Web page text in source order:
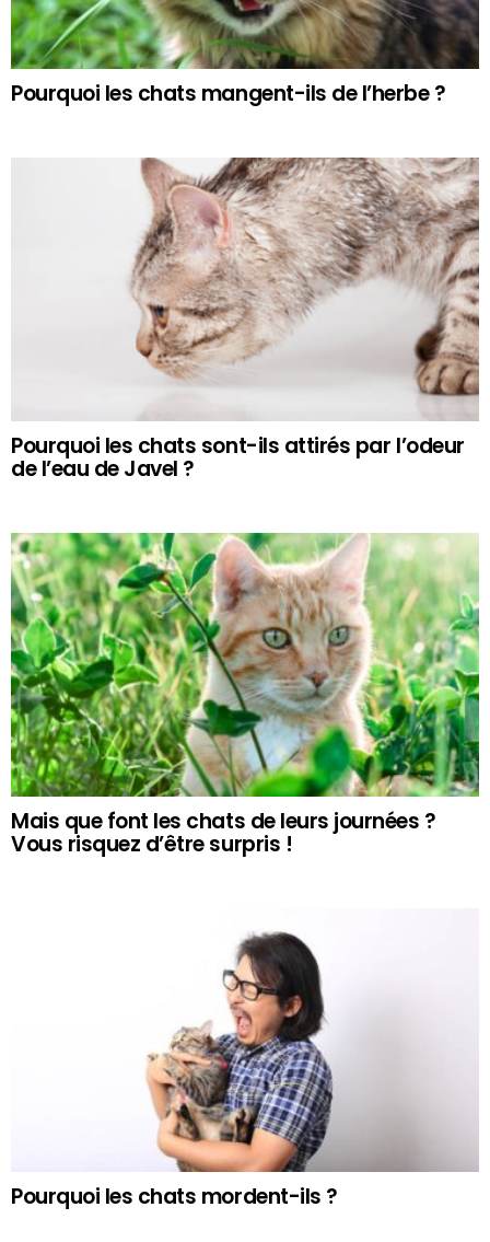
Pourquoi les chats mangent-ils de l’herbe ?
Pourquoi les chats sont-ils attirés par l’odeur
de l’eau de Javel ?
Mais que font les chats de leurs journées ?
Vous risquez d’être surpris !
Pourquoi les chats mordent-ils ?